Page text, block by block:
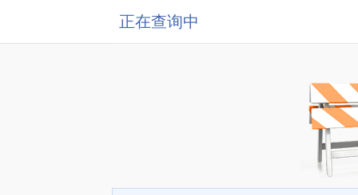
正在查询中